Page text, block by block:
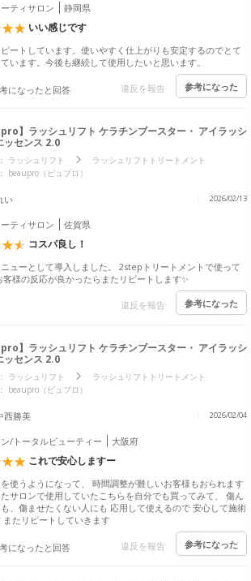
ティサロン 静岡県
いい感じです
ートしています。使いやすく仕上がりも安定するのでとて
います。今後も継続して使用したいと思います。
になったと回答 違反を報告 参考になった
】ラッシュリフト ケラチンブースター・ アイラッシ
ッセンス 2.0
ラッシュリフト
ラッシュリフトトリートメント
beaupro（ビュプロ）
い 2026/02/13
ティサロン 佐賀県
コスパ良し！
ューとして導入しました。 2stepトリートメントで使って
客様の反応が良かったらまたリピートします✨
違反を報告 参考になった
】ラッシュリフト ケラチンブースター・ アイラッシ
ッセンス 2.0
ラッシュリフト
ラッシュリフトトリートメント
beaupro（ビュプロ）
西勝美 2026/02/04
/トータルビューティー 大阪府
これで安心しますー
使うようになって、 時間調整が難しいお客様もおられます
サロンで使用していたこちらを自分でも買ってみて、 傷ん
、傷ませたくない人にも 応用して使えるので 安心して施術
またリピートしていきます
になったと回答 違反を報告 参考になった